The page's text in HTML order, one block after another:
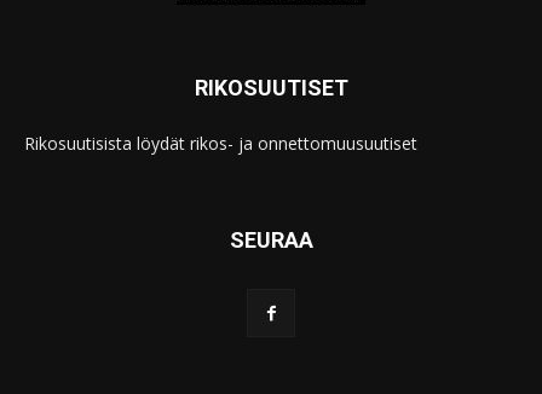
RIKOSUUTISET
Rikosuutisista löydät rikos- ja onnettomuusuutiset
SEURAA